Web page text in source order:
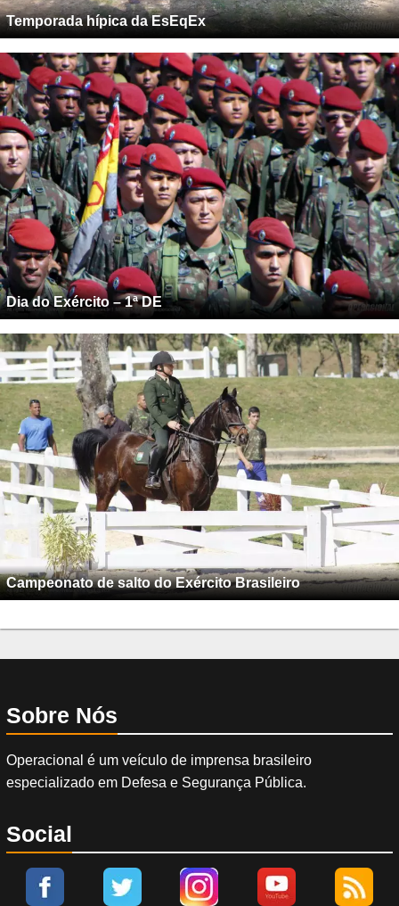
Temporada hípica da EsEqEx
Dia do Exército – 1ª DE
Campeonato de salto do Exército Brasileiro
Sobre Nós
Operacional é um veículo de imprensa brasileiro
especializado em Defesa e Segurança Pública.
Social